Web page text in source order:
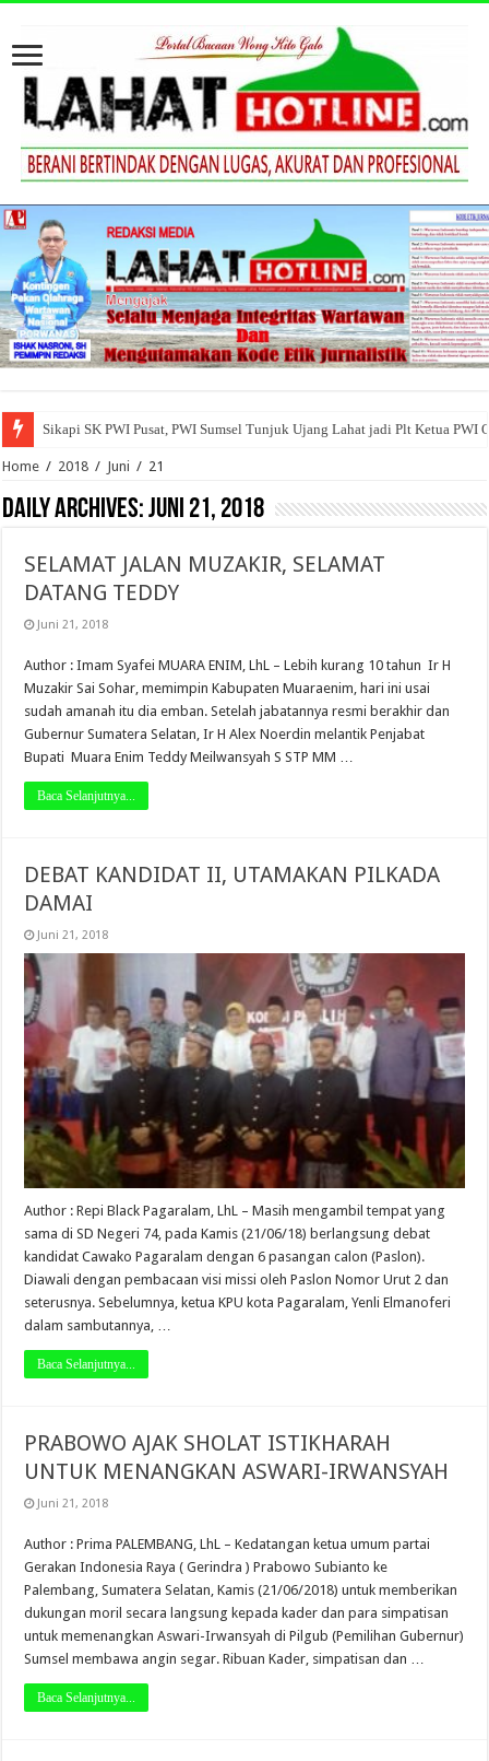
Pemkab Empatlawang Gelar Upacara HUT ke-80 Bhayangkara Tahun 2026
Home / 2018 / Juni / 21
Daily Archives:Juni 21, 2018
SELAMAT JALAN MUZAKIR, SELAMAT
DATANG TEDDY
Juni 21, 2018
Author : Imam Syafei MUARA ENIM, LhL – Lebih kurang 10 tahun Ir H
Muzakir Sai Sohar, memimpin Kabupaten Muaraenim, hari ini usai
sudah amanah itu dia emban. Setelah jabatannya resmi berakhir dan
Gubernur Sumatera Selatan, Ir H Alex Noerdin melantik Penjabat
Bupati Muara Enim Teddy Meilwansyah S STP MM …
Baca Selanjutnya...
DEBAT KANDIDAT II, UTAMAKAN PILKADA
DAMAI
Juni 21, 2018
Author : Repi Black Pagaralam, LhL – Masih mengambil tempat yang
sama di SD Negeri 74, pada Kamis (21/06/18) berlangsung debat
kandidat Cawako Pagaralam dengan 6 pasangan calon (Paslon).
Diawali dengan pembacaan visi missi oleh Paslon Nomor Urut 2 dan
seterusnya. Sebelumnya, ketua KPU kota Pagaralam, Yenli Elmanoferi
dalam sambutannya, …
Baca Selanjutnya...
PRABOWO AJAK SHOLAT ISTIKHARAH
UNTUK MENANGKAN ASWARI-IRWANSYAH
Juni 21, 2018
Author : Prima PALEMBANG, LhL – Kedatangan ketua umum partai
Gerakan Indonesia Raya ( Gerindra ) Prabowo Subianto ke
Palembang, Sumatera Selatan, Kamis (21/06/2018) untuk memberikan
dukungan moril secara langsung kepada kader dan para simpatisan
untuk memenangkan Aswari-Irwansyah di Pilgub (Pemilihan Gubernur)
Sumsel membawa angin segar. Ribuan Kader, simpatisan dan …
Baca Selanjutnya...